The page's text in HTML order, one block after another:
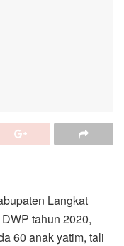
Langkat
tahun 2020,
60 anak yatim, tali